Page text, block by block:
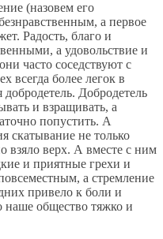
(назовем его
а первое
Радость, благо и
а удовольствие и
часто соседствуют с
всегда более легок в
добродетель. Добродетель
и взращивать, а
попустить. А
скатывание не только
взяло верх. А вместе с ним
и приятные грехи и
а стремление
привело к боли и
наше общество тяжко и